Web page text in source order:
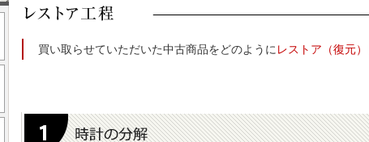
買い取らせていただいた中古商品をどのように レストア（復元）